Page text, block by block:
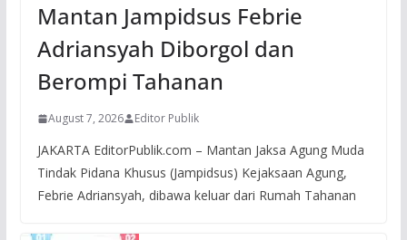
Mantan Jampidsus Febrie
Adriansyah Diborgol dan
Berompi Tahanan
August 7, 2026 Editor Publik
JAKARTA EditorPublik.com – Mantan Jaksa Agung Muda
Tindak Pidana Khusus (Jampidsus) Kejaksaan Agung,
Febrie Adriansyah, dibawa keluar dari Rumah Tahanan